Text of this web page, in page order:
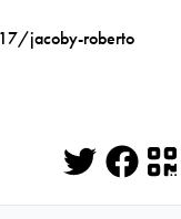
jacoby-roberto
Twitter